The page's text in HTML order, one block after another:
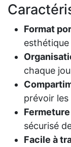
Format
esthétique
chaque
prévoir les
sécurisé
Facile à